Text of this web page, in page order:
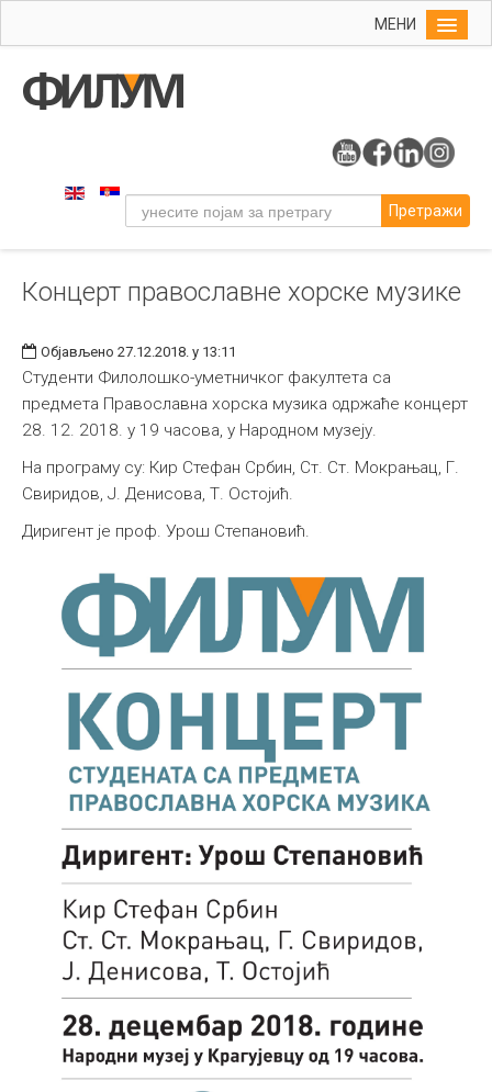
МЕНИ
Упис
Уметност
Музичка уметност
Галерија
Издаваштво
Међународна
Претражи
Концерт православне хорске музике
Објављено 27.12.2018. у 13:11
Студенти Филолошко-уметничког факултета са
предмета Православна хорска музика одржаће концерт
28. 12. 2018. у 19 часова, у Народном музеју.
На програму су: Кир Стефан Србин, Ст. Ст. Мокрањац, Г.
Свиридов, Ј. Денисова, Т. Остојић.
Диригент је проф. Урош Степановић.